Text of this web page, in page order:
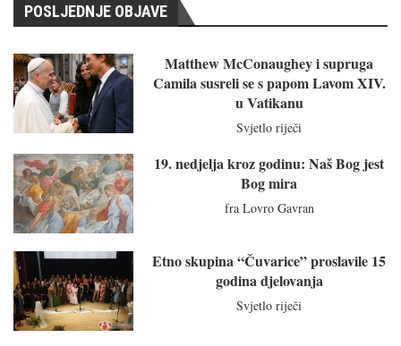
POSLJEDNJE OBJAVE
Matthew McConaughey i supruga
Camila susreli se s papom Lavom XIV.
u Vatikanu
Svjetlo riječi
19. nedjelja kroz godinu: Naš Bog jest
Bog mira
fra Lovro Gavran
Etno skupina “Čuvarice” proslavile 15
godina djelovanja
Svjetlo riječi